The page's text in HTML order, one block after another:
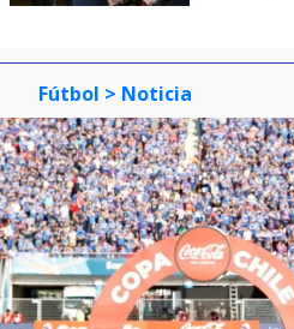
Fútbol > Noticia